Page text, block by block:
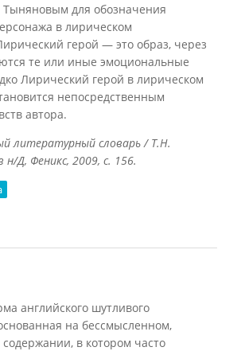
для обозначения
в лирическом
герой — это образ, через
те или иные эмоциональные
Лирический герой в лирическом
непосредственным
автора.
литературный словарь / Т.Н.
н/Д, Феникс, 2009, с. 156.
английского шутливого
на бессмысленном,
в котором часто